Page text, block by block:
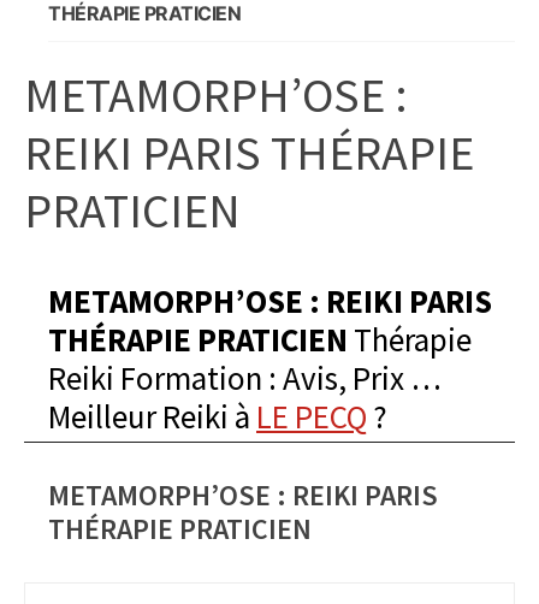
France
THÉRAPIE PRATICIEN
METAMORPH’OSE :
REIKI PARIS THÉRAPIE
PRATICIEN
METAMORPH’OSE : REIKI PARIS
THÉRAPIE PRATICIEN Thérapie
Reiki Formation : Avis, Prix …
Meilleur Reiki à LE PECQ ?
METAMORPH’OSE : REIKI PARIS
THÉRAPIE PRATICIEN